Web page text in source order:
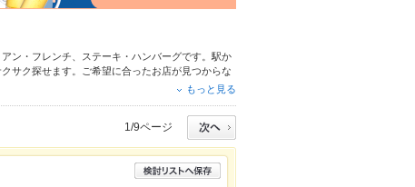
アン・フレンチ ステーキ・ハンバーグです。駅か
サク探せます。ご希望に合ったお店が見つからな
なら、お得なクーポンはもちろん、こだわりメニ
もっと見る
1/9ページ